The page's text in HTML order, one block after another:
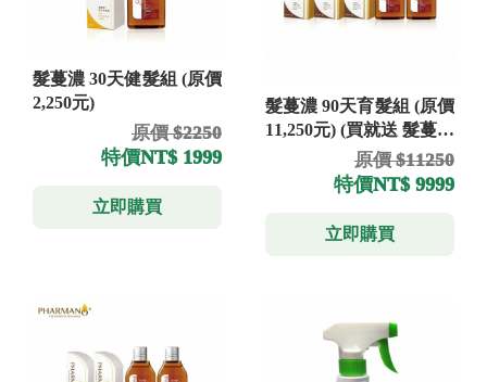
髮蔓濃 30天健髮組 (原價
2,250元)
原價 $2250
特價NT$ 1999
立即購買
髮蔓濃 90天育髮組 (原價
11,250元) (買就送 髮蔓濃
洗髮精 300ml×1)原價 $11250
特價NT$ 9999
立即購買